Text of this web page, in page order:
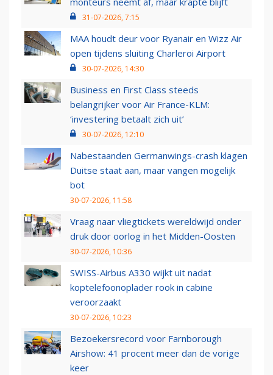
31-07-2026, 7:15
MAA houdt deur voor Ryanair en Wizz Air
open tijdens sluiting Charleroi Airport
30-07-2026, 14:30
Business en First Class steeds
belangrijker voor Air France-KLM:
‘investering betaalt zich uit’
30-07-2026, 12:10
Nabestaanden Germanwings-crash klagen
Duitse staat aan, maar vangen mogelijk
bot
30-07-2026, 11:58
Vraag naar vliegtickets wereldwijd onder
druk door oorlog in het Midden-Oosten
30-07-2026, 10:36
SWISS-Airbus A330 wijkt uit nadat
koptelefoonoplader rook in cabine
veroorzaakt
30-07-2026, 10:23
Bezoekersrecord voor Farnborough
Airshow: 41 procent meer dan de vorige
keer